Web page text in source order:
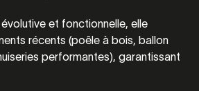
et fonctionnelle, elle
récents (poêle à bois, ballon
performantes), garantissant